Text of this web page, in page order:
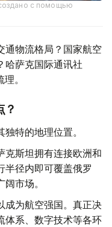
с помощью
通物流格局？国家航空
哈萨克国际通讯社
。
？
特的地理位置。
克斯坦拥有连接欧洲和
半径内即可覆盖俄罗
市场。
成为航空强国。真正决
体系、数字技术等各环